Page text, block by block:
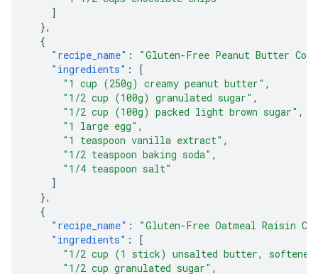
]
},
{
"recipe_name" :
"Gluten-Free Peanut Butter
"ingredients" :
[
"1 cup (250g) creamy peanut butter" ,
"1/2 cup (100g) granulated sugar" ,
"1/2 cup (100g) packed light brown sugar" ,
"1 large egg" ,
"1 teaspoon vanilla extract" ,
"1/2 teaspoon baking soda" ,
"1/4 teaspoon salt"
]
},
{
"recipe_name" :
"Gluten-Free Oatmeal Raisin
"ingredients" :
[
"1/2 cup (1 stick) unsalted butter,
"1/2 cup granulated sugar" ,